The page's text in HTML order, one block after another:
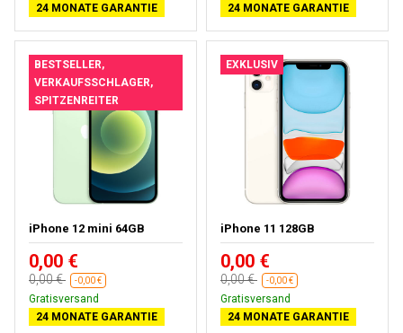
24 MONATE GARANTIE
24 MONATE GARANTIE
BESTSELLER,
VERKAUFSSCHLAGER,
SPITZENREITER
iPhone 12 mini 64GB
0,00 €
0,00 € -0,00 €
Gratisversand
24 MONATE GARANTIE
EXKLUSIV
iPhone 11 128GB
0,00 €
0,00 € -0,00 €
Gratisversand
24 MONATE GARANTIE